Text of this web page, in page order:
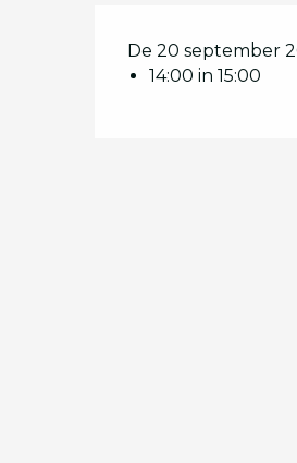
De 20 september
14:00 in 15:00